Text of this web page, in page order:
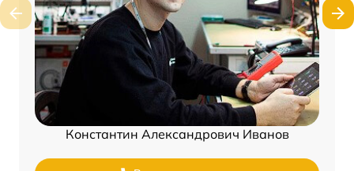
Константин Александрович Иванов